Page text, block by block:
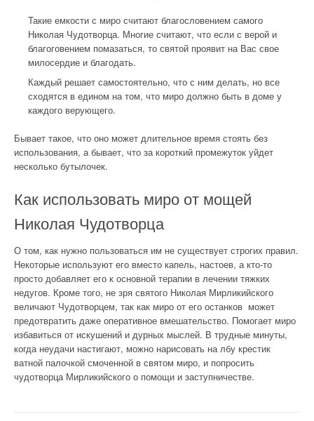
Такие емкости с миро считают благословением самого
Николая Чудотворца. Многие считают, что если с верой и
благоговением помазаться, то святой проявит на Вас свое
милосердие и благодать.
Каждый решает самостоятельно, что с ним делать, но все
сходятся в едином на том, что миро должно быть в доме у
каждого верующего.
Бывает такое, что оно может длительное время стоять без
использования, а бывает, что за короткий промежуток уйдет
несколько бутылочек.
Как использовать миро от мощей
Николая Чудотворца
О том, как нужно пользоваться им не существует строгих правил.
Некоторые используют его вместо капель, настоев, а кто-то
просто добавляет его к основной терапии в лечении тяжких
недугов. Кроме того, не зря святого Николая Мирликийского
величают Чудотворцем, так как миро от его останков может
предотвратить даже оперативное вмешательство. Помогает миро
избавиться от искушений и дурных мыслей. В трудные минуты,
когда неудачи настигают, можно нарисовать на лбу крестик
ватной палочкой смоченной в святом миро, и попросить
чудотворца Мирликийского о помощи и заступничестве.